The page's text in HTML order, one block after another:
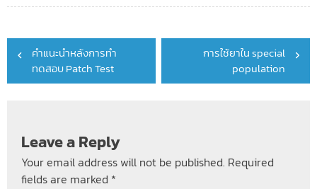
Post
navigation
คำแนะนำหลังการทำ
ทดสอบ Patch Test
การใช้ยาใน special
population
Leave a Reply
Your email address will not be published. Required
fields are marked *